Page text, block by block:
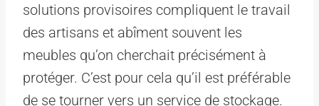
solutions provisoires compliquent le travail
des artisans et abîment souvent les
meubles qu’on cherchait précisément à
protéger. C’est pour cela qu’il est préférable
de se tourner vers un service de stockage.